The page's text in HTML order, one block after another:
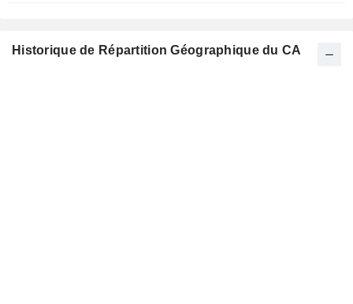
Historique de Répartition Géographique du CA